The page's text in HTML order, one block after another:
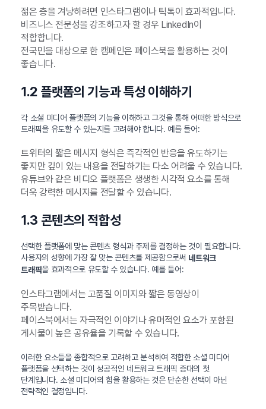
젊은 층을 겨냥하려면 인스타그램이나 틱톡이 효과적입니다.
비즈니스 전문성을 강조하고자 할 경우 LinkedIn이
적합합니다.
전국민을 대상으로 한 캠페인은 페이스북을 활용하는 것이
좋습니다.
1.2 플랫폼의 기능과 특성 이해하기
각 소셜 미디어 플랫폼의 기능을 이해하고 그것을 통해 어떠한 방식으로
트래픽을 유도할 수 있는지를 고려해야 합니다. 예를 들어:
트위터의 짧은 메시지 형식은 즉각적인 반응을 유도하기는
좋지만 깊이 있는 내용을 전달하기는 다소 어려울 수 있습니다.
유튜브와 같은 비디오 플랫폼은 생생한 시각적 요소를 통해
더욱 강력한 메시지를 전달할 수 있습니다.
1.3 콘텐츠의 적합성
선택한 플랫폼에 맞는 콘텐츠 형식과 주제를 결정하는 것이 필요합니다.
사용자의 성향에 가장 잘 맞는 콘텐츠를 제공함으로써 네트워크
트래픽을 효과적으로 유도할 수 있습니다. 예를 들어:
인스타그램에서는 고품질 이미지와 짧은 동영상이
주목받습니다.
페이스북에서는 자극적인 이야기나 유머적인 요소가 포함된
게시물이 높은 공유율을 기록할 수 있습니다.
이러한 요소들을 종합적으로 고려하고 분석하여 적합한 소셜 미디어
플랫폼을 선택하는 것이 성공적인 네트워크 트래픽 증대의 첫
단계입니다. 소셜 미디어의 힘을 활용하는 것은 단순한 선택이 아닌
전략적인 결정입니다.